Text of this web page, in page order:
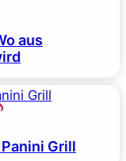
aus
Grill